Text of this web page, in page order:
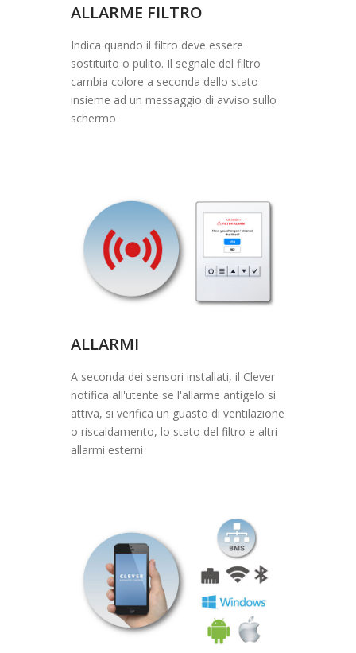
ALLARME FILTRO
Indica quando il filtro deve essere
sostituito o pulito. Il segnale del filtro
cambia colore a seconda dello stato
insieme ad un messaggio di avviso sullo
schermo
ALLARMI
A seconda dei sensori installati, il Clever
notifica all'utente se l'allarme antigelo si
attiva, si verifica un guasto di ventilazione
o riscaldamento, lo stato del filtro e altri
allarmi esterni